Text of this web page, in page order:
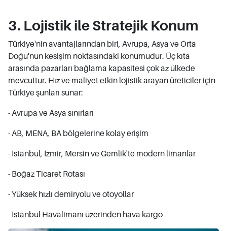
3. Lojistik ile Stratejik Konum
Türkiye'nin avantajlarından biri, Avrupa, Asya ve Orta
Doğu'nun kesişim noktasındaki konumudur. Üç kıta
arasında pazarları bağlama kapasitesi çok az ülkede
mevcuttur. Hız ve maliyet etkin lojistik arayan üreticiler için
Türkiye şunları sunar:
- Avrupa ve Asya sınırları
- AB, MENA, BA bölgelerine kolay erişim
- İstanbul, İzmir, Mersin ve Gemlik'te modern limanlar
- Boğaz Ticaret Rotası
- Yüksek hızlı demiryolu ve otoyollar
- İstanbul Havalimanı üzerinden hava kargo